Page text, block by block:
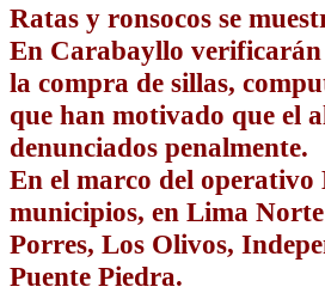
Ratas y ronsocos se
En Carabayllo
la compra de sillas,
que han motivado que el
denunciados penalmente.
En el marco del
municipios, en Lima
Porres, Los Olivos,
Puente Piedra.